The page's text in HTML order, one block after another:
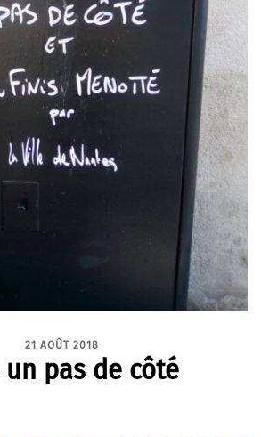
21 AOÛT 2018
un pas de côté